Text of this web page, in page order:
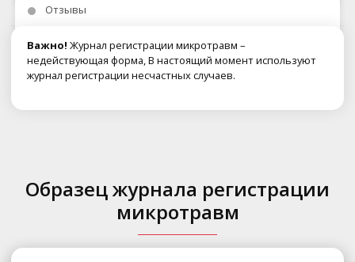
Отзывы
Важно! Журнал регистрации микротравм –
недействующая форма, В настоящий момент используют
журнал регистрации несчастных случаев.
Образец журнала регистрации
микротравм